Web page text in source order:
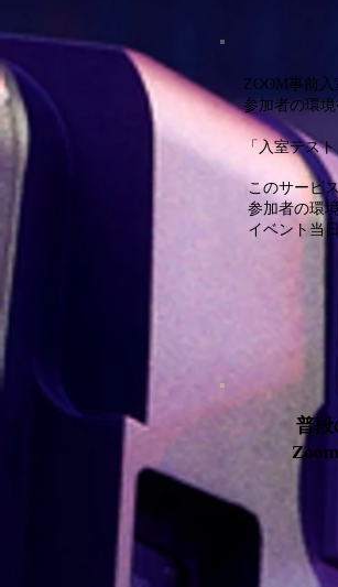
ZOOM事前
参加者の環
「入室テス
このサービ
参加者の環
イベント当
普段